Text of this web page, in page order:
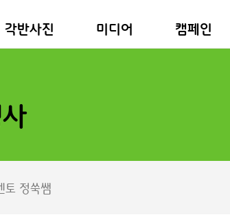
각반사진 미디어 캠페인
토 정쑥쌤